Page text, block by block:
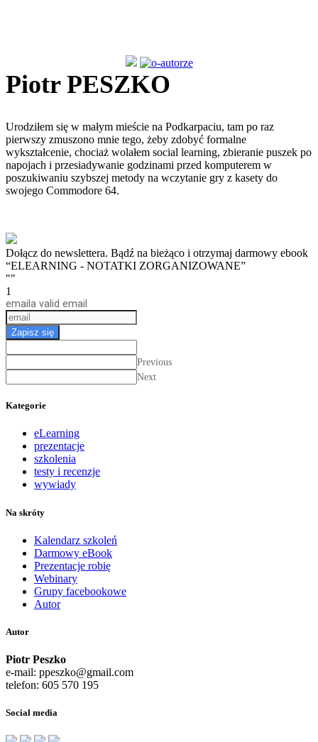
Piotr PESZKO
Urodziłem się w małym mieście na Podkarpaciu, tam po raz
pierwszy zmuszono mnie tego, żeby zdobyć formalne
wykształcenie, chociaż wolałem social learning, zbieranie puszek po
napojach i przesiadywanie godzinami przed komputerem w
poszukiwaniu szybszej metody na wczytanie gry z kasety do
swojego Commodore 64.
Dołącz do newslettera. Bądź na bieżąco i otrzymaj darmowy ebook
“ELEARNING - NOTATKI ZORGANIZOWANE”
""
1
email a valid email
Zapisz się
Previous
Next
Kategorie
eLearning
prezentacje
szkolenia
testy i recenzje
wywiady
Na skróty
Kalendarz szkoleń
Darmowy eBook
Prezentacje robię
Webinary
Grupy facebookowe
Autor
Autor
Piotr Peszko
e-mail: ppeszko@gmail.com
telefon: 605 570 195
Social media